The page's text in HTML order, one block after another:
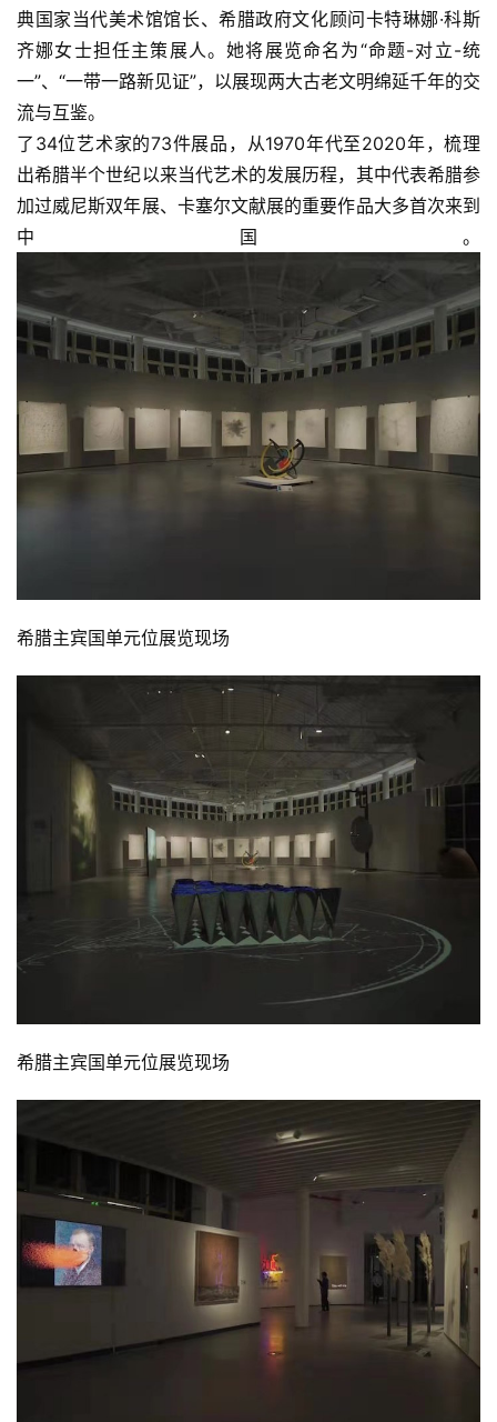
典国家当代美术馆馆长、希腊政府文化顾问卡特琳娜·科斯
齐娜女士担任主策展人。她将展览命名为“命题-对立-统
一”、“一带一路新见证”，以展现两大古老文明绵延千年的交
流与互鉴。
了34位艺术家的73件展品，从1970年代至2020年，梳理
出希腊半个世纪以来当代艺术的发展历程，其中代表希腊参
加过威尼斯双年展、卡塞尔文献展的重要作品大多首次来到
中国。
希腊主宾国单元位展览现场
希腊主宾国单元位展览现场